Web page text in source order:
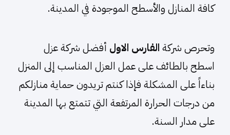
كافة المنازل والأسطح الموجودة في المدينة.
وتحرص شركة الفارس الاول أفضل شركة عزل
اسطح بالطائف على عمل العزل المناسب إلى المنزل
بناءاً على المشكلة فإذا كنتم تريدون حماية منازلكم
من درجات الحرارة المرتفعة التي تتمتع بها المدينة
على مدار السنة.